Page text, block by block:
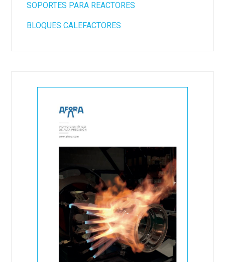
SOPORTES PARA REACTORES
BLOQUES CALEFACTORES